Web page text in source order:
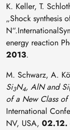
K. Keller, T.
„Shock synthesis
energy reaction
2013.
M. Schwarz, A.
Si3N4, AlN and
of a New Class of
International
NV, USA, 02.12.